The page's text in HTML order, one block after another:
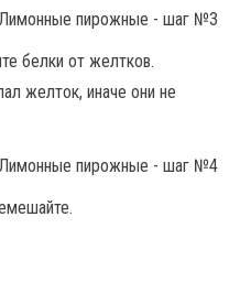
белки от желтков.
желток, иначе они не